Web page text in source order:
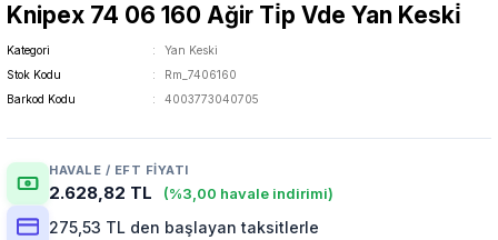
Knipex 74 06 160 Ağir Ti̇p Vde Yan Keski̇
Kategori
Yan Keski
Stok Kodu
Rm_7406160
Barkod Kodu
4003773040705
HAVALE / EFT FIYATI
2.628,82 TL (%3,00 havale indirimi)
275,53 TL den başlayan taksitlerle